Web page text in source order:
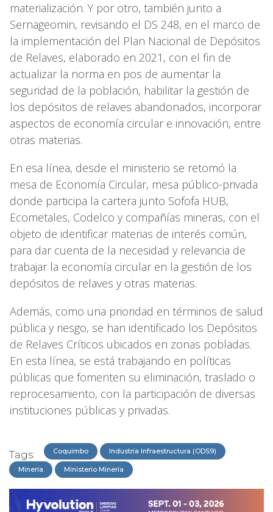
materialización. Y por otro, también junto a
Sernageomin, revisando el DS 248, en el marco de
la implementación del Plan Nacional de Depósitos
de Relaves, elaborado en 2021, con el fin de
actualizar la norma en pos de aumentar la
seguridad de la población, habilitar la gestión de
los depósitos de relaves abandonados, incorporar
aspectos de economía circular e innovación, entre
otras materias.
En esa línea, desde el ministerio se retomó la
mesa de Economía Circular, mesa público-privada
donde participa la cartera junto Sofofa HUB,
Ecometales, Codelco y compañías mineras, con el
objeto de identificar materias de interés común,
para dar cuenta de la necesidad y relevancia de
trabajar la economía circular en la gestión de los
depósitos de relaves y otras materias.
Además, como una prioridad en términos de salud
pública y riesgo, se han identificado los Depósitos
de Relaves Críticos ubicados en zonas pobladas.
En esta línea, se está trabajando en políticas
públicas que fomenten su eliminación, traslado o
reprocesamiento, con la participación de diversas
instituciones públicas y privadas.
Tags: Coquimbo Industria Infraestructura (ODS9)
Minería Ministerio Minería